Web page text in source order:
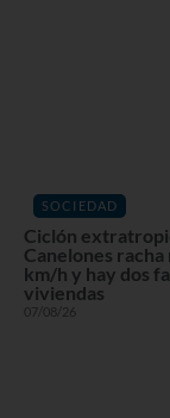
SOCIEDAD
Ciclón
Canelones
km/h y hay dos
viviendas
07/08/26